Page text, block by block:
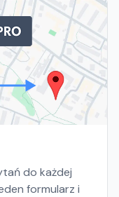
do każdej
formularz i